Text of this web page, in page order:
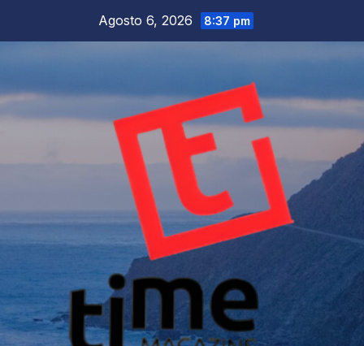
Agosto 6, 2026 8:37 pm